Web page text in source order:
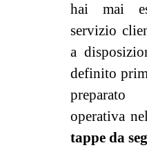
hai mai
servizio
a
definito
operativa
tappe da